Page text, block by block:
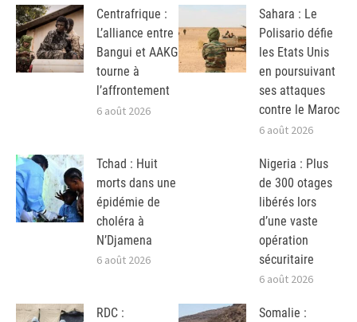
Centrafrique :
L’alliance entre
Bangui et AAKG
tourne à
l’affrontement
6 août 2026
Sahara : Le
Polisario défie
les Etats Unis
en poursuivant
ses attaques
contre le Maroc
6 août 2026
Tchad : Huit
morts dans une
épidémie de
choléra à
N’Djamena
6 août 2026
Nigeria : Plus
de 300 otages
libérés lors
d’une vaste
opération
sécuritaire
6 août 2026
RDC :
Somalie :